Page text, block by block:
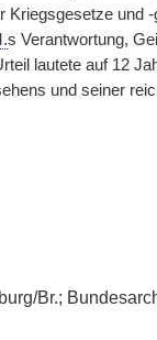
Kriegsgesetze und
s Verantwortung,
lautete auf 12
und seiner
Br.;